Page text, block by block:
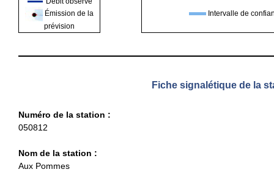
Émission de la
prévision
Intervalle de
Fiche signalétique de la
Numéro de la station :
050812
Nom de la station :
Aux Pommes